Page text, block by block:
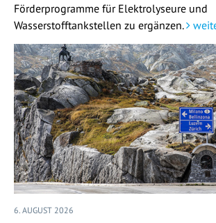
Förderprogramme für Elektrolyseure und
Wasserstofftankstellen zu ergänzen.
6. AUGUST 2026